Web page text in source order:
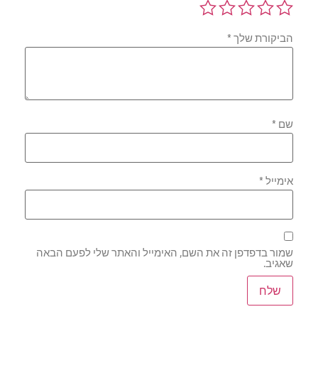
הביקורת שלך*
שם*
אימייל*
שמור בדפדפן זה את השם, האימייל והאתר שלי לפעם הבאה
שאגיב.